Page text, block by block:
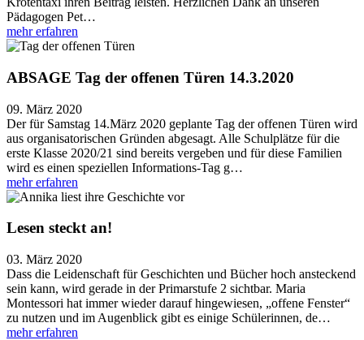
Pädagogen Pet…
mehr erfahren
ABSAGE Tag der offenen Türen 14.3.2020
09. März 2020
Der für Samstag 14.März 2020 geplante Tag der offenen Türen wird
aus organisatorischen Gründen abgesagt. Alle Schulplätze für die
erste Klasse 2020/21 sind bereits vergeben und für diese Familien
wird es einen speziellen Informations-Tag g…
mehr erfahren
Lesen steckt an!
03. März 2020
Dass die Leidenschaft für Geschichten und Bücher hoch ansteckend
sein kann, wird gerade in der Primarstufe 2 sichtbar. Maria
Montessori hat immer wieder darauf hingewiesen, „offene Fenster“
zu nutzen und im Augenblick gibt es einige Schülerinnen, de…
mehr erfahren